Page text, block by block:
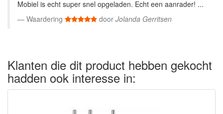
Mobiel is echt super snel opgeladen. Echt een aanrader! ...
Waardering
door Jolanda Gerritsen
Klanten die dit product hebben gekocht
hadden ook interesse in: